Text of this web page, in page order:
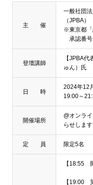
主 催
一般社団
（JPBA）
※東京都「
承認番号
登壇講師
【JPBA
ゅん）氏
日 時
2024年12
19:00～
開催場所
@オンラ
らせします
定 員 限定5名
【18:55
【19:00